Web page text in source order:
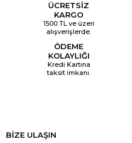
ÜCRETSİZ
KARGO
1500 TL ve üzeri
alışverişlerde.
ÖDEME
KOLAYLIĞI
Kredi Kartına
taksit imkanı.
BİZE ULAŞIN